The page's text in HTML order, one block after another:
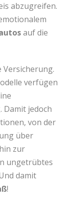
abzugreifen.
auf die
Versicherung.
verfügen
. Damit jedoch
von der
über
zur
ungetrübtes
damit
!